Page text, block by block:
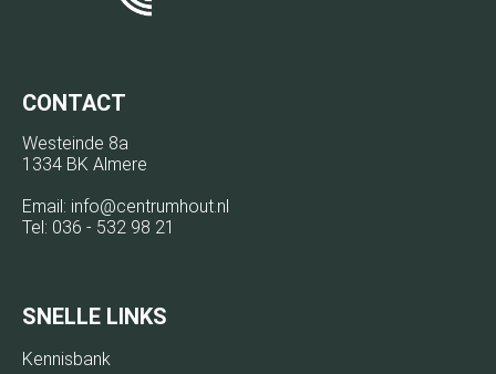
CONTACT
Westeinde 8a
1334 BK Almere
Email: info@centrumhout.nl
Tel: 036 - 532 98 21
SNELLE LINKS
Kennisbank